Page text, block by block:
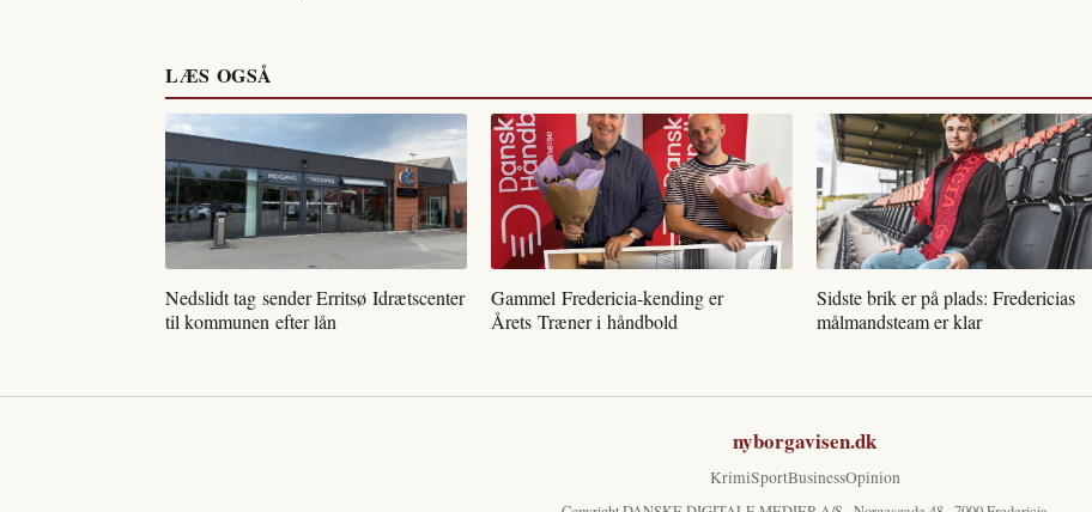
LÆS OGSÅ
Nedslidt tag sender Erritsø Idrætscenter
til kommunen efter lån
Gammel Fredericia-kending er
Årets Træner i håndbold
Sidste brik er på plads: Fredericias
målmandsteam er klar
nyborgavisen.dk
KrimiSportBusinessOpinion